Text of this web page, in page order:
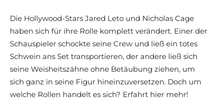
Die Hollywood-Stars Jared Leto und Nicholas Cage
haben sich für ihre Rolle komplett verändert. Einer der
Schauspieler schockte seine Crew und ließ ein totes
Schwein ans Set transportieren, der andere ließ sich
seine Weisheitszähne ohne Betäubung ziehen, um
sich ganz in seine Figur hineinzuversetzen. Doch um
welche Rollen handelt es sich? Erfahrt hier mehr!